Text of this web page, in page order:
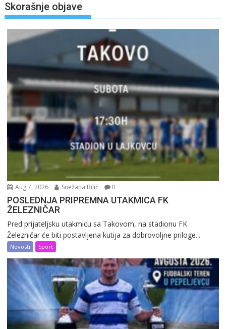
Skorašnje objave
Aug 7, 2026 Snežana Bilić 0
POSLEDNJA PRIPREMNA UTAKMICA FK
ŽELEZNIČAR
Pred prijateljsku utakmicu sa Takovom, na stadionu FK
Železničar će biti postavljena kutija za dobrovoljne priloge...
Novosti Sport